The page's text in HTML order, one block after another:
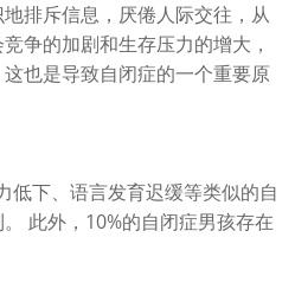
排斥信息，厌倦人际交往，从
争的加剧和生存压力的增大，
也是导致自闭症的一个重要原
低下、语言发育迟缓等类似的自
此外， 10%的自闭症男孩存在